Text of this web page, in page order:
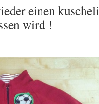
einen
wird !